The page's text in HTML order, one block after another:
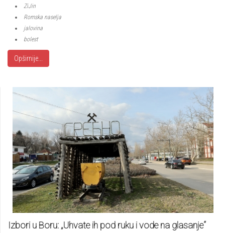
ZiJin
Romska naselja
jalovina
bolest
Opširnije...
Izbori u Boru: „Uhvate ih pod ruku i vode na glasanje“